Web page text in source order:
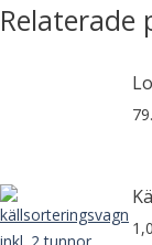
Relaterade